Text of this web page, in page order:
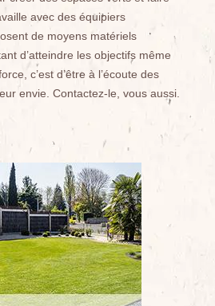
avec des équipiers
de moyens matériels
d’atteindre les objectifs même
c’est d’être à l’écoute des
envie. Contactez-le, vous aussi.